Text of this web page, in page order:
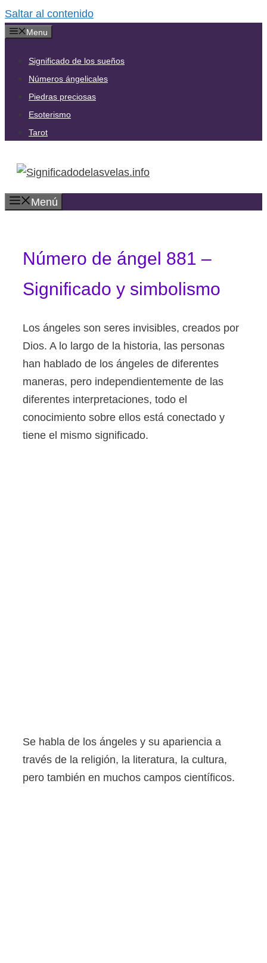
Saltar al contenido
Menu
Significado de los sueños
Números ángelicales
Piedras preciosas
Esoterismo
Tarot
Menú
Número de ángel 881 –
Significado y simbolismo
Los ángeles son seres invisibles, creados por
Dios. A lo largo de la historia, las personas
han hablado de los ángeles de diferentes
maneras, pero independientemente de las
diferentes interpretaciones, todo el
conocimiento sobre ellos está conectado y
tiene el mismo significado.
Se habla de los ángeles y su apariencia a
través de la religión, la literatura, la cultura,
pero también en muchos campos científicos.